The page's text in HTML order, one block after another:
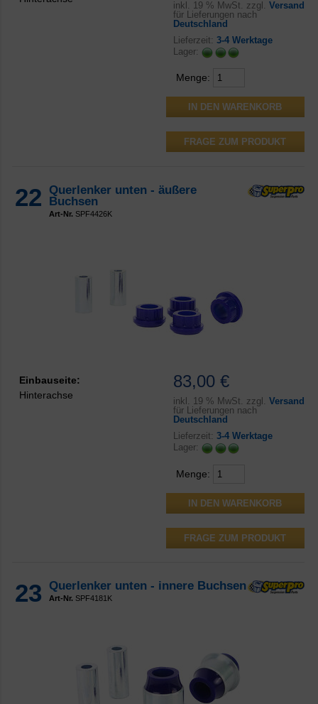
inkl. 19 % MwSt. zzgl. Versand
für Lieferungen nach
Deutschland
Lieferzeit: 3-4 Werktage
Lager:
Menge:
FRAGE ZUM PRODUKT
22
Querlenker unten - äußere
Buchsen
Art-Nr. SPF4426K
83,00 €
inkl. 19 % MwSt. zzgl. Versand
für Lieferungen nach
Deutschland
Lieferzeit: 3-4 Werktage
Lager:
Menge:
FRAGE ZUM PRODUKT
Einbauseite:
Hinterachse
23 Querlenker unten - innere Buchsen
Art-Nr. SPF4181K